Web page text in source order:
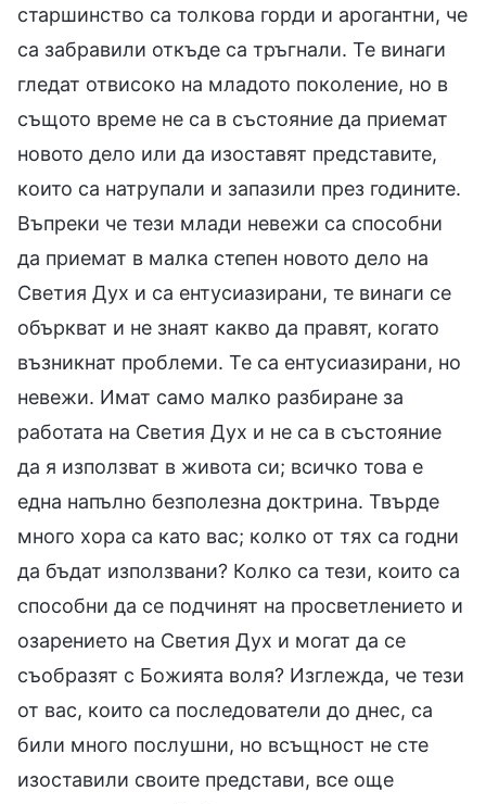
старшинство са толкова горди и арогантни, че
са забравили откъде са тръгнали. Те винаги
гледат отвисоко на младото поколение, но в
същото време не са в състояние да приемат
новото дело или да изоставят представите,
които са натрупали и запазили през годините.
Въпреки че тези млади невежи са способни
да приемат в малка степен новото дело на
Светия Дух и са ентусиазирани, те винаги се
объркват и не знаят какво да правят, когато
възникнат проблеми. Те са ентусиазирани, но
невежи. Имат само малко разбиране за
работата на Светия Дух и не са в състояние
да я използват в живота си; всичко това е
една напълно безполезна доктрина. Твърде
много хора са като вас; колко от тях са годни
да бъдат използвани? Колко са тези, които са
способни да се подчинят на просветлението и
озарението на Светия Дух и могат да се
съобразят с Божията воля? Изглежда, че тези
от вас, които са последователи до днес, са
били много послушни, но всъщност не сте
изоставили своите представи, все още